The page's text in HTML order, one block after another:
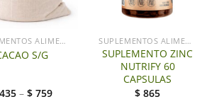
SUPLEMENTOS ALIMENTICIOS LG
S/G
435 –$759
SUPLEMENTOS ALIMENTICIOS LG
SUPLEMENTO ZINC
NUTRIFY 60
CAPSULAS
$865